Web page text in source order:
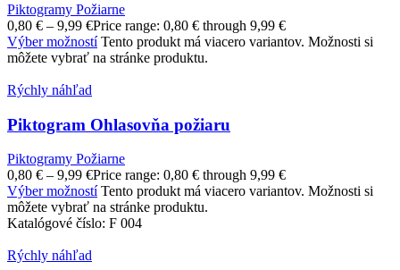
Piktogramy Požiarne
0,80 € – 9,99 €Price range: 0,80 € through 9,99 €
Výber možností Tento produkt má viacero variantov. Možnosti si
môžete vybrať na stránke produktu.
Rýchly náhľad
Piktogram Ohlasovňa požiaru
Piktogramy Požiarne
0,80 € – 9,99 €Price range: 0,80 € through 9,99 €
Výber možností Tento produkt má viacero variantov. Možnosti si
môžete vybrať na stránke produktu.
Katalógové číslo: F 004
Rýchly náhľad